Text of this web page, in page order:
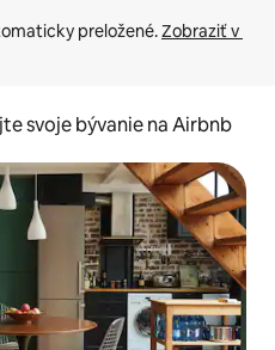
preložené. Zobraziť v
svoje bývanie na Airbnb